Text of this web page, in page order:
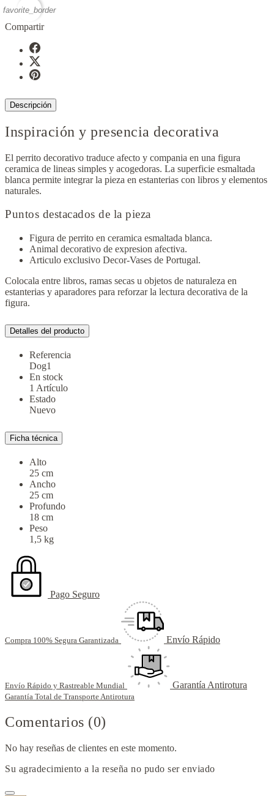
favorite_border
Compartir
Descripción
Inspiración y presencia decorativa
El perrito decorativo traduce afecto y compania en una figura
ceramica de lineas simples y acogedoras. La superficie esmaltada
blanca permite integrar la pieza en estanterias con libros y elementos
naturales.
Puntos destacados de la pieza
Figura de perrito en ceramica esmaltada blanca.
Animal decorativo de expresion afectiva.
Articulo exclusivo Decor-Vases de Portugal.
Colocala entre libros, ramas secas u objetos de naturaleza en
estanterias y aparadores para reforzar la lectura decorativa de la
figura.
Detalles del producto
Referencia
Dog1
En stock
1 Artículo
Estado
Nuevo
Ficha técnica
Alto
25 cm
Ancho
25 cm
Profundo
18 cm
Peso
1,5 kg
Pago Seguro
Compra 100% Segura Garantizada Envío Rápido
Envío Rápido y Rastreable Mundial Garantía Antirotura
Garantía Total de Transporte Antirotura
Comentarios (0)
No hay reseñas de clientes en este momento.
Su agradecimiento a la reseña no pudo ser enviado